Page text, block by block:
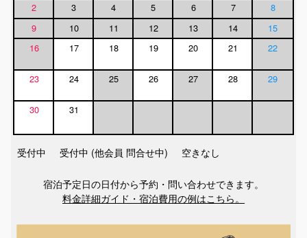
2
3 4 5 6 7
8
9
10 11 12 13 14
15
16
17 18 19 20 21 22
23 24 25 26 27 28 29
30 31
受付中 受付中 (他会員 問合せ中) 空きなし
宿泊予定日の日付から予約・問い合わせできます。
料金詳細ガイド・宿泊費用の例はこちら。